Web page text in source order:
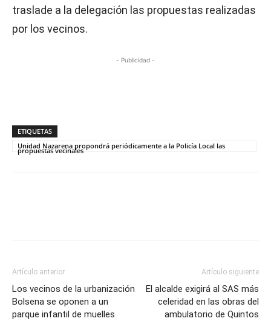
traslade a la delegación las propuestas realizadas
por los vecinos.
- Publicidad -
ETIQUETAS
Unidad Nazarena propondrá periódicamente a la Policía Local las
propuestas vecinales
Artículo anterior
Los vecinos de la urbanización
Bolsena se oponen a un
parque infantil de muelles
Artículo siguiente
El alcalde exigirá al SAS más
celeridad en las obras del
ambulatorio de Quintos